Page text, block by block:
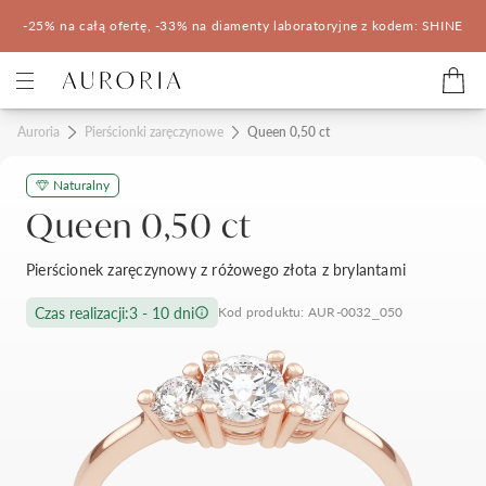
-25% na całą ofertę, -33% na diamenty laboratoryjne z kodem: SHINE
Kategorie
Pierścionki zaręczynowe
Pomocne
Konfigurator 3D
Salony Auroria
Salony Auroria
Salon Auroria Arkadia
Korzyści z zakupu
Auroria Pierścionki zaręczynowe Queen 0,50 ct
Naturalny
Queen 0,50 ct
Pierścionek zaręczynowy z różowego złota z brylantami
Czas realizacji:3 - 10 dni Kod produktu: AUR-0032_050